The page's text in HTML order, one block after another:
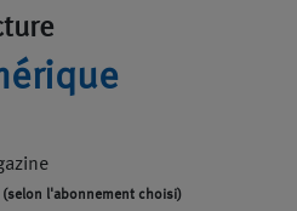
(selon l'abonnement choisi)